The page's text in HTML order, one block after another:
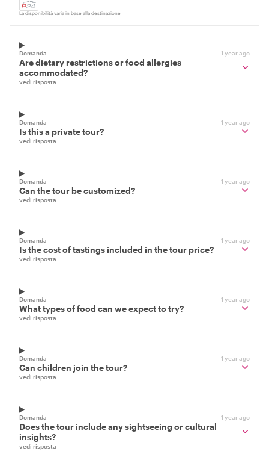
La disponibilità varia in base alla destinazione
Domanda 1 year ago
Are dietary restrictions or food allergies
accommodated?
vedi risposta
Domanda 1 year ago
Is this a private tour?
vedi risposta
Domanda 1 year ago
Can the tour be customized?
vedi risposta
Domanda 1 year ago
Is the cost of tastings included in the tour price?
vedi risposta
Domanda 1 year ago
What types of food can we expect to try?
vedi risposta
Domanda 1 year ago
Can children join the tour?
vedi risposta
Domanda 1 year ago
Does the tour include any sightseeing or cultural
insights?
vedi risposta